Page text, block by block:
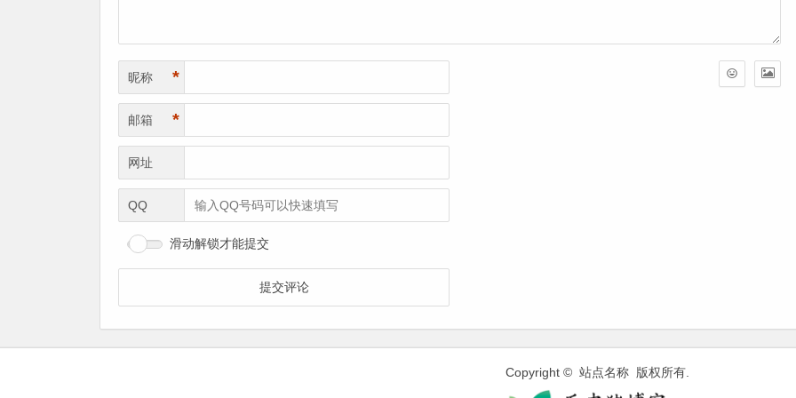
昵称 *
邮箱 *
网址
QQ
滑动解锁才能提交
Copyright © 站点名称 版权所有.